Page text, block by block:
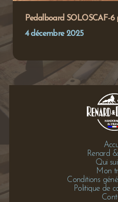
Pedalboard SOLOSCAF-6
4 décembre 2025
Renard
Qui
Mon
Conditions
Politique de